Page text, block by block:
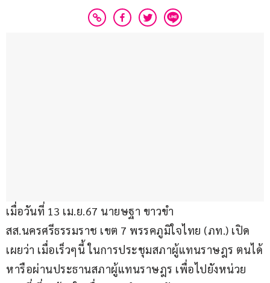
เมื่อวันที่ 13 เม.ย.67 นายษฐา ขาวขำ
สส.นครศรีธรรมราช เขต 7 พรรคภูมิใจไทย (ภท.) เปิด
เผยว่า เมื่อเร็วๆนี้ ในการประชุมสภาผู้แทนราษฎร ตนได้
หารือผ่านประธานสภาผู้แทนราษฎร เพื่อไปยังหน่วย